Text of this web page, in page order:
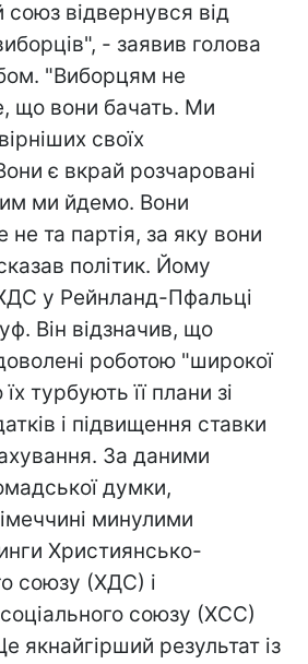
відвернувся від
- заявив голова
"Виборцям не
що вони бачать. Ми
своїх
є вкрай розчаровані
ми йдемо. Вони
не та партія, за яку вони
політик. Йому
у Рейнланд-Пфальці
Він відзначив, що
роботою "широкої
їх турбують її плани зі
і підвищення ставки
За даними
думки,
минулими
Християнсько-
союзу (ХДС) і
союзу (ХСС)
якнайгірший результат із